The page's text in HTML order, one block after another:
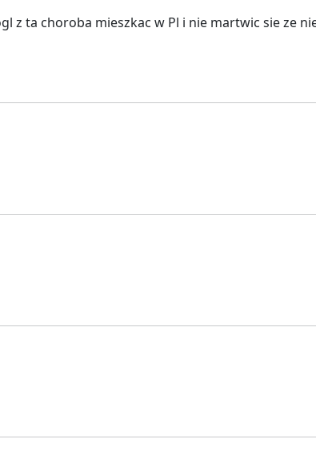
z ta choroba mieszkac w Pl i nie martwic sie ze